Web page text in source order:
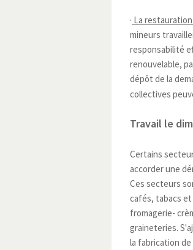
· La
mineurs
responsabilité
renouvelable,
dépôt de la
collectives
Travail le
Certains
accorder une
Ces secteurs
cafés, tabacs
fromagerie-
graineteries.
la fabrication